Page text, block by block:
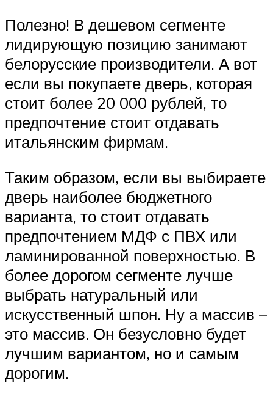
Полезно! В дешевом сегменте
лидирующую позицию занимают
белорусские производители. А вот
если вы покупаете дверь, которая
стоит более 20 000 рублей, то
предпочтение стоит отдавать
итальянским фирмам.
Таким образом, если вы выбираете
дверь наиболее бюджетного
варианта, то стоит отдавать
предпочтением МДФ с ПВХ или
ламинированной поверхностью. В
более дорогом сегменте лучше
выбрать натуральный или
искусственный шпон. Ну а массив –
это массив. Он безусловно будет
лучшим вариантом, но и самым
дорогим.